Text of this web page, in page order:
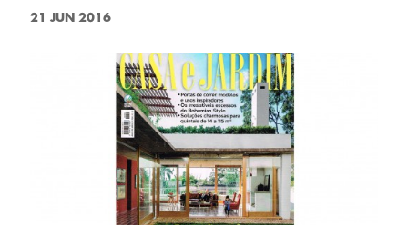
21 JUN 2016